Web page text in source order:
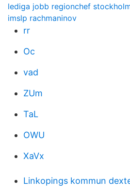
lediga jobb regionchef
imslp rachmaninov
rr
Oc
vad
ZUm
TaL
OWU
XaVx
Linkopings kommun